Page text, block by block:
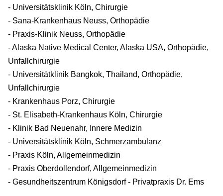
- Universitätsklinik Köln, Chirurgie
- Sana-Krankenhaus Neuss, Orthopädie
- Praxis-Klinik Neuss, Orthopädie
- Alaska Native Medical Center, Alaska USA, Orthopädie,
Unfallchirurgie
- Universitätklinik Bangkok, Thailand, Orthopädie,
Unfallchirurgie
- Krankenhaus Porz, Chirurgie
- St. Elisabeth-Krankenhaus Köln, Chirurgie
- Klinik Bad Neuenahr, Innere Medizin
- Universitätsklinik Köln, Schmerzambulanz
- Praxis Köln, Allgemeinmedizin
- Praxis Oberdollendorf, Allgemeinmedizin
- Gesundheitszentrum Königsdorf - Privatpraxis Dr. Ems